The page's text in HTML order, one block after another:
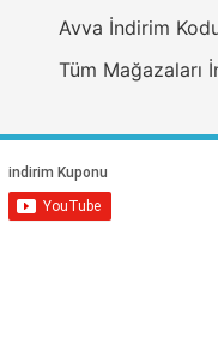
Avva İndirim
Tüm Mağazaları